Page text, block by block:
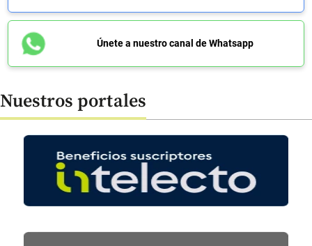
Únete a nuestro canal de Whatsapp
Nuestros portales